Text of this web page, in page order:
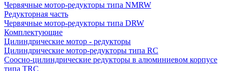
Червячные мотор-редукторы типа NMRW
Редукторная часть
Червячные мотор-редукторы типа DRW
Комплектующие
Цилиндрические мотор - редукторы
Цилиндрические мотор-редукторы типа RC
Соосно-цилиндрические редукторы в алюминиевом корпусе
типа TRC